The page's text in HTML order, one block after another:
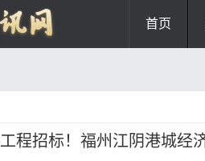
首页
工程招标！福州江阴港城经